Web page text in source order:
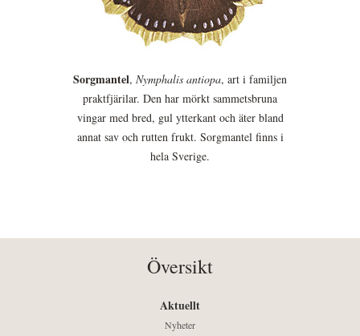
Sorgmantel, Nymphalis antiopa, art i familjen
praktfjärilar. Den har mörkt sammetsbruna
vingar med bred, gul ytterkant och äter bland
annat sav och rutten frukt. Sorgmantel finns i
hela Sverige.
Översikt
Aktuellt
Nyheter